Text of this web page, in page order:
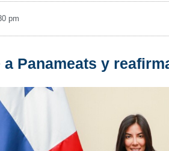
pm
Panameats y